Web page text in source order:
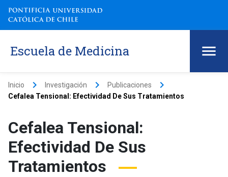
Escuela de Medicina
Inicio keyboard_arrow_right Investigación keyboard_arrow_right Publicaciones keyboard_arrow_right
Cefalea Tensional: Efectividad De Sus Tratamientos
Cefalea Tensional:
Efectividad De Sus
Tratamientos